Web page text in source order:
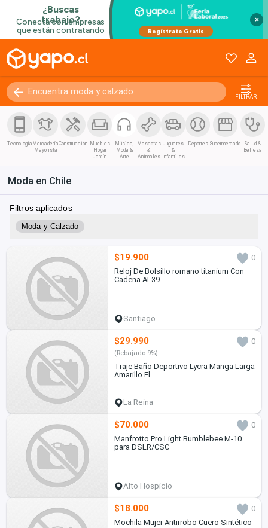
×
FILTRAR
Tecnología Mercadería
Mayorista
Construcción Muebles
Hogar
Jardín
Música,
Moda &
Arte
Mascotas
&
Animales
Juguetes
&
Infantiles
Deportes Supermercado
Salud &
Belleza
Moda en Chile
Filtros aplicados
Moda y Calzado
$19.900
0
Reloj De Bolsillo romano titanium Con
Cadena AL39
Santiago
$29.990 0
(Rebajado 9%)
Traje Baño Deportivo Lycra Manga Larga
Amarillo Fl
La Reina
$70.000
0
Manfrotto Pro Light Bumblebee M-10
para DSLR/CSC
Alto Hospicio
$18.000
0
Mochila Mujer Antirrobo Cuero Sintético